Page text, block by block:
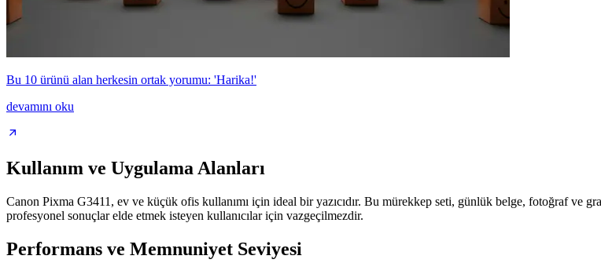
Bu 10 ürünü alan herkesin ortak yorumu: 'Harika!'
devamını oku
Kullanım ve Uygulama Alanları
Canon Pixma G3411, ev ve küçük ofis kullanımı için ideal bir yazıcıdır. Bu mürekkep seti, günlük belge, fotoğraf ve
profesyonel sonuçlar elde etmek isteyen kullanıcılar için vazgeçilmezdir.
Performans ve Memnuniyet Seviyesi